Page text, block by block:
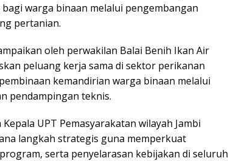
warga binaan melalui pengembangan
pertanian.
oleh perwakilan Balai Benih Ikan Air
peluang kerja sama di sektor perikanan
kemandirian warga binaan melalui
pendampingan teknis.
UPT Pemasyarakatan wilayah Jambi
langkah strategis guna memperkuat
serta penyelarasan kebijakan di seluruh